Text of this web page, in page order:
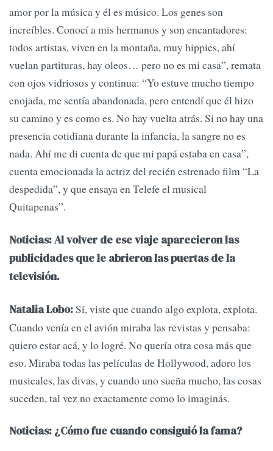
amor por la música y él es músico. Los genes son
increíbles. Conocí a mis hermanos y son encantadores:
todos artistas, viven en la montaña, muy hippies, ahí
vuelan partituras, hay oleos… pero no es mi casa”, remata
con ojos vidriosos y continua: “Yo estuve mucho tiempo
enojada, me sentía abandonada, pero entendí que él hizo
su camino y es como es. No hay vuelta atrás. Si no hay una
presencia cotidiana durante la infancia, la sangre no es
nada. Ahí me di cuenta de que mi papá estaba en casa”,
cuenta emocionada la actriz del recién estrenado film “La
despedida”, y que ensaya en Telefe el musical
Quitapenas”.
Noticias: Al volver de ese viaje aparecieron las
publicidades que le abrieron las puertas de la
televisión.
Natalia Lobo:Sí, viste que cuando algo explota, explota.
Cuando venía en el avión miraba las revistas y pensaba:
quiero estar acá, y lo logré. No quería otra cosa más que
eso. Miraba todas las películas de Hollywood, adoro los
musicales, las divas, y cuando uno sueña mucho, las cosas
suceden, tal vez no exactamente como lo imaginás.
Noticias: ¿Cómo fue cuando consiguió la fama?